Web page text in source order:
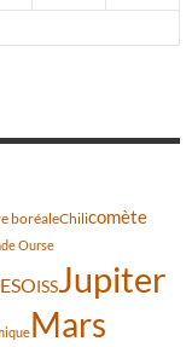
boréaleChilicomète
Ourse
ESOISSJupiter
Mars